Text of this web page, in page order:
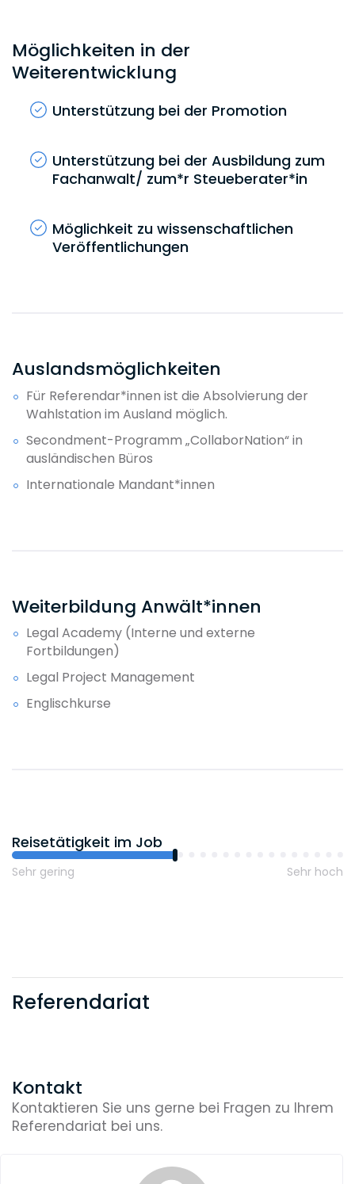
Möglichkeiten in der
Weiterentwicklung
Unterstützung bei der Promotion
Unterstützung bei der Ausbildung zum
Fachanwalt/ zum*r Steueberater*in
Möglichkeit zu wissenschaftlichen
Veröffentlichungen
Auslandsmöglichkeiten
Für Referendar*innen ist die Absolvierung der
Wahlstation im Ausland möglich.
Secondment-Programm „CollaborNation“ in
ausländischen Büros
Internationale Mandant*innen
Weiterbildung Anwält*innen
Legal Academy (Interne und externe
Fortbildungen)
Legal Project Management
Englischkurse
Reisetätigkeit im Job
Sehr gering Sehr hoch
Referendariat
Kontakt
Kontaktieren Sie uns gerne bei Fragen zu Ihrem
Referendariat bei uns.